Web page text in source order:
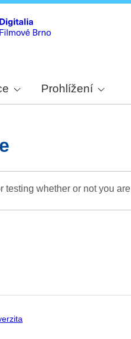
Prohlížení
testing whether or not you